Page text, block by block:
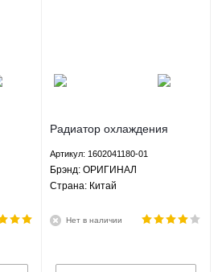
Радиатор охлаждения
MK GC6 - 1602041180-01
ОРИГИНАЛ
Артикул: 1602041180-01
Брэнд: ОРИГИНАЛ
Страна: Китай
Нет в наличии